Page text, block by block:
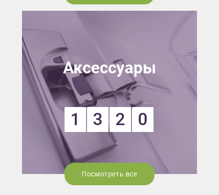
Аксессуары
1 3 2 0
Посмотреть все